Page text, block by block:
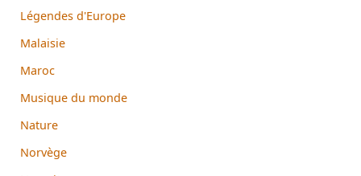
Légendes d'Europe
Malaisie
Maroc
Musique du monde
Nature
Norvège